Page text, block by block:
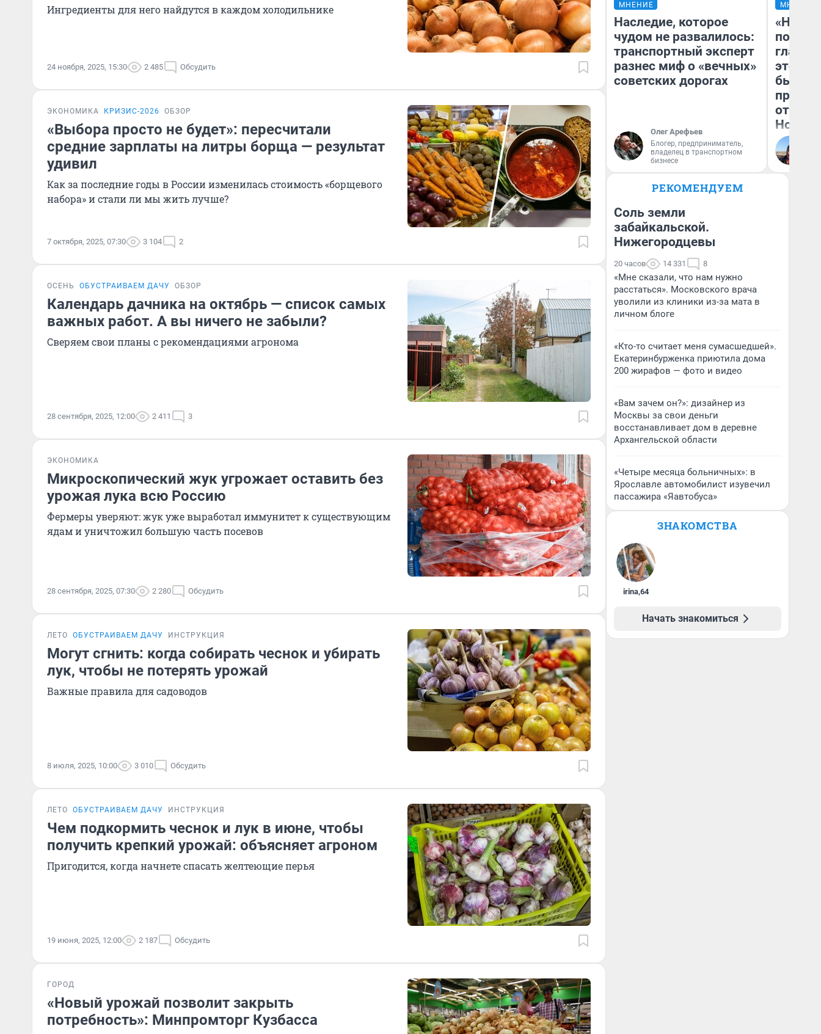
Ингредиенты для него найдутся в каждом холодильнике
24 ноября, 2025, 15:30 2 485 Обсудить
ЭКОНОМИКА КРИЗИС-2026 ОБЗОР
«Выбора просто не будет»: пересчитали
средние зарплаты на литры борща — результат
удивил
Как за последние годы в России изменилась стоимость «борщевого
набора» и стали ли мы жить лучше?
7 октября, 2025, 07:30 3 104 2
ОСЕНЬ ОБУСТРАИВАЕМ ДАЧУ ОБЗОР
Календарь дачника на октябрь — список самых
важных работ. А вы ничего не забыли?
Сверяем свои планы с рекомендациями агронома
28 сентября, 2025, 12:00 2 411 3
ЭКОНОМИКА
Микроскопический жук угрожает оставить без
урожая лука всю Россию
Фермеры уверяют: жук уже выработал иммунитет к существующим
ядам и уничтожил большую часть посевов
28 сентября, 2025, 07:30 2 280 Обсудить
ЛЕТО ОБУСТРАИВАЕМ ДАЧУ ИНСТРУКЦИЯ
Могут сгнить: когда собирать чеснок и убирать
лук, чтобы не потерять урожай
Важные правила для садоводов
8 июля, 2025, 10:00 3 010 Обсудить
ЛЕТО ОБУСТРАИВАЕМ ДАЧУ ИНСТРУКЦИЯ
Чем подкормить чеснок и лук в июне, чтобы
получить крепкий урожай: объясняет агроном
Пригодится, когда начнете спасать желтеющие перья
19 июня, 2025, 12:00 2 187 Обсудить
ГОРОД
«Новый урожай позволит закрыть
потребность»: Минпромторг Кузбасса
МНЕНИЕ
Наследие, которое
чудом не развалилось:
транспортный эксперт
разнес миф о «вечных»
советских дорогах
Олег Арефьев
Блогер, предприниматель,
владелец в транспортном
бизнесе
МНЕНИЕ
этого
бьет
отзыв
Нолана
РЕКОМЕНДУЕМ
Соль земли
забайкальской.
Нижегородцевы
20 часов 14 331 8
«Мне сказали, что нам нужно
расстаться». Московского врача
уволили из клиники из-за мата в
личном блоге
«Кто-то считает меня сумасшедшей».
Екатеринбурженка приютила дома
200 жирафов — фото и видео
«Вам зачем он?»: дизайнер из
Москвы за свои деньги
восстанавливает дом в деревне
Архангельской области
«Четыре месяца больничных»: в
Ярославле автомобилист изувечил
пассажира «Яавтобуса»
ЗНАКОМСТВА
irina,64
Начать знакомиться